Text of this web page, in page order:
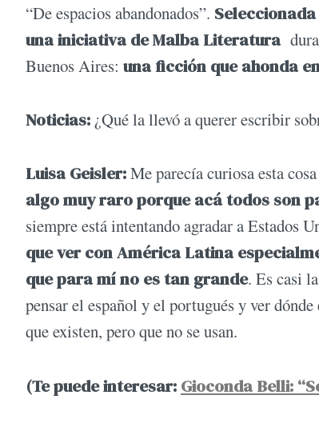
“De espacios abandonados”.
una iniciativa de Malba Literatura
Buenos Aires: una ficción que ahonda
Noticias: ¿Qué la llevó a querer escribir
Luisa Geisler:Me parecía curiosa esta
algo muy raro porque acá todos son
siempre está intentando agradar a Estados
que ver con América Latina
que para mí no es tan grande. Es casi
pensar el español y el portugués y ver
que existen, pero que no se usan.
(Te puede interesar: Gioconda Belli: